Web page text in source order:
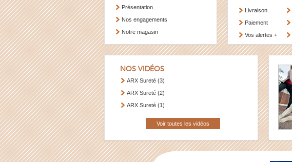
Présentation
Nos engagements
Notre magasin
Livraison
Paiement
Vos alertes +
NOS VIDÉOS
ARX Sureté (3)
ARX Sureté (2)
ARX Sureté (1)
Voir toutes les vidéos